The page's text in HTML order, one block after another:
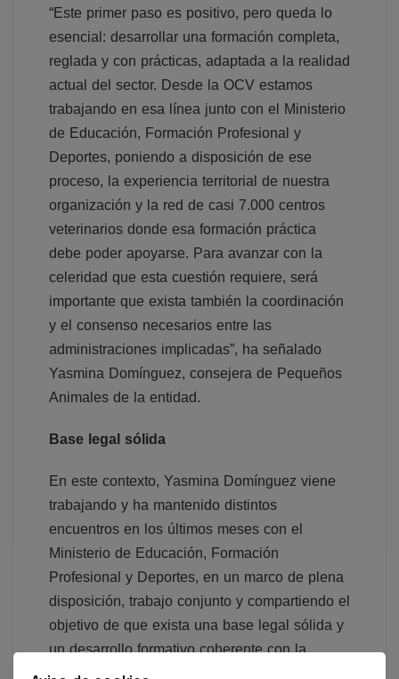
“Este primer paso es positivo, pero queda lo
esencial: desarrollar una formación completa,
reglada y con prácticas, adaptada a la realidad
actual del sector. Desde la OCV estamos
trabajando en esa línea junto con el Ministerio
de Educación, Formación Profesional y
Deportes, poniendo a disposición de ese
proceso, la experiencia territorial de nuestra
organización y la red de casi 7.000 centros
veterinarios donde esa formación práctica
debe poder apoyarse. Para avanzar con la
celeridad que esta cuestión requiere, será
importante que exista también la coordinación
y el consenso necesarios entre las
administraciones implicadas”, ha señalado
Yasmina Domínguez, consejera de Pequeños
Animales de la entidad.
Base legal sólida
En este contexto, Yasmina Domínguez viene
trabajando y ha mantenido distintos
encuentros en los últimos meses con el
Ministerio de Educación, Formación
Profesional y Deportes, en un marco de plena
disposición, trabajo conjunto y compartiendo el
objetivo de que exista una base legal sólida y
un desarrollo formativo coherente con la
realidad actual de los centros veterinarios y